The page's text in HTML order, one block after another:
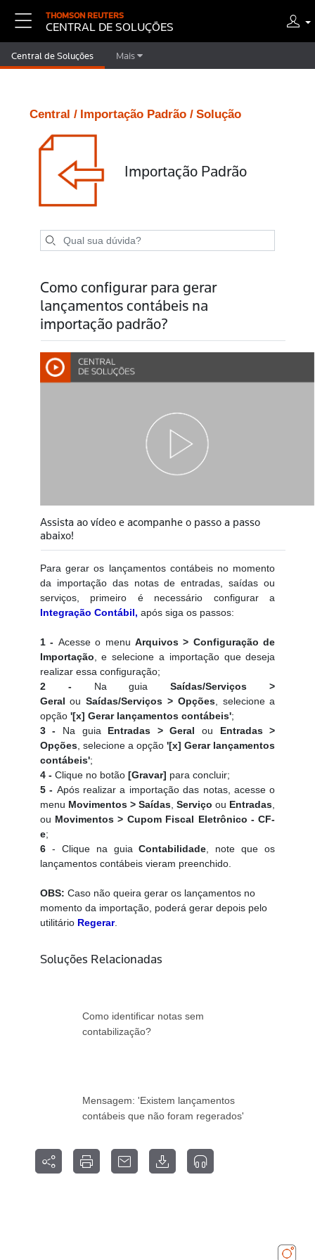
THOMSON REUTERS
CENTRAL DE SOLUÇÕES
Central de Soluções Mais
Central / Importação Padrão / Solução
Importação Padrão
Como configurar para gerar
lançamentos contábeis na
importação padrão?
Assista ao vídeo e acompanhe o passo a passo
abaixo!
Para gerar os lançamentos contábeis no momento
da importação das notas de entradas, saídas ou
serviços, primeiro é necessário configurar a
Integração Contábil, após siga os passos:
1 - Acesse o menu Arquivos > Configuração de
Importação,e selecione a importação que deseja
realizar essa configuração;
2 - Na guiaSaídas/Serviços >
Geral ouSaídas/Serviços > Opções, selecione a
opção'[x] Gerar lançamentos contábeis';
3 - Na guia Entradas > Geral ou Entradas >
Opções, selecione a opção '[x] Gerar lançamentos
contábeis';
4 -Clique no botão [Gravar] para concluir;
5 - Após realizar a importação das notas, acesse o
menu Movimentos > Saídas,Serviçoou Entradas,
ou Movimentos > Cupom Fiscal Eletrônico - CF-
e;
6 - Clique na guiaContabilidade, note que os
lançamentos contábeis vieram preenchido.
OBS: Caso não queira gerar os lançamentos no
momento da importação, poderá gerar depois pelo
utilitário Regerar.
Soluções Relacionadas
Como identificar notas sem
contabilização?
Mensagem: 'Existem lançamentos
contábeis que não foram regerados'